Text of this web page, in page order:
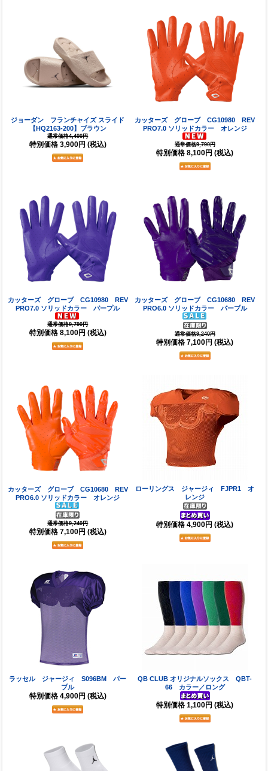
ジョーダン フランチャイズ スライド
【HQ2163-200】ブラウン
通常価格4,400円
特別価格 3,900円 (税込)
カッターズ グローブ CG10980 REV
PRO7.0 ソリッドカラー オレンジ
通常価格9,790円
特別価格 8,100円 (税込)
カッターズ グローブ CG10980 REV
PRO7.0 ソリッドカラー パープル
通常価格9,790円
特別価格 8,100円 (税込)
カッターズ グローブ CG10680 REV
PRO6.0 ソリッドカラー パープル
通常価格9,240円
特別価格 7,100円 (税込)
カッターズ グローブ CG10680 REV
PRO6.0 ソリッドカラー オレンジ
通常価格9,240円
特別価格 7,100円 (税込)
ローリングス ジャージィ FJPR1 オ
レンジ
特別価格 4,900円 (税込)
ラッセル ジャージィ S096BM パー
プル
特別価格 4,900円 (税込)
QB CLUB オリジナルソックス QBT-
66 カラー／ロング
特別価格 1,100円 (税込)